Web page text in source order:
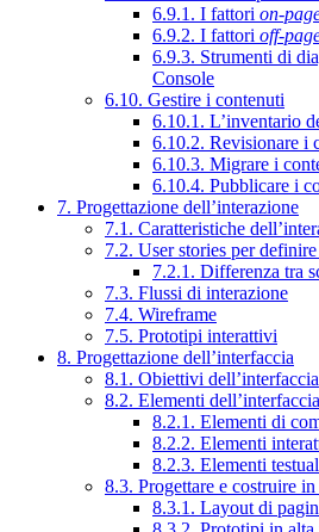
6.9.1. I fattori on-
6.9.2. I fattori off-
6.9.3. Strumenti di
Console
6.10. Gestire i contenuti
6.10.1. L’inventario
6.10.2. Revisionare i
6.10.3. Migrare i
6.10.4. Pubblicare i
7. Progettazione dell’interazione
7.1. Caratteristiche
7.2. User stories per
7.2.1. Differenza tra
7.3. Flussi di interazione
7.4. Wireframe
7.5. Prototipi interattivi
8. Progettazione dell’interfaccia
8.1. Obiettivi dell’interfaccia
8.2. Elementi dell’interfaccia
8.2.1. Elementi di
8.2.2. Elementi
8.2.3. Elementi
8.3. Progettare e costruire
8.3.1. Layout di